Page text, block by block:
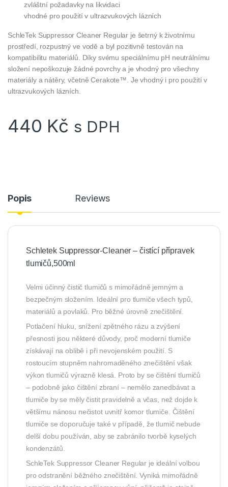
zvláštní požadavky na likvidaci
vhodné pro použití v ultrazvukových lázních
SchleTek Suppressor Cleaner Regular je šetrný k životnímu
prostředí, rozpustný ve vodě a byl pozitivně testován na
kompatibilitu materiálů. Díky svému speciálnímu pH neutrálnímu
složení nepoškozuje žádné povrchy a je vhodný pro všechny
materiály a nátěry, včetně Cerakote™. Je vhodný i pro použití v
ultrazvukových lázních.
440 Kč s DPH
Popis Reviews
Schletek Suppressor-Cleaner – čistící přípravek
tlumičů,500ml
Velmi účinný čistič tlumičů s mimořádně jemným a
bezpečným složením. Ideální pro tlumiče všech typů,
materiálů a povlaků. Pro běžné úrovně znečištění.
Potlačení hluku, snížení zpětného rázu a zvýšení
přesnosti jsou některé důvody, proč moderní tlumiče
získávají na oblibě i při nevojenském použití. S
rostoucím stupněm nahromaděného znečištění však
výkon tlumičů výrazně klesá. Proto by se čištění tlumičů
– podobně jako čištění zbraní – nemělo zanedbávat a
tlumiče by se měly čistit pravidelně a včas, než dojde k
většímu nánosu nečistot uvnitř komor tlumiče. Čištění
tlumiče se doporučuje také v případě, že tlumič nebude
delší dobu používán, aby se zabránilo tvorbě kyselých
kondenzátů.
SchleTek Suppressor Cleaner Regular je ideální volbou
pro odstranění běžného znečištění. Vyniká mimořádně